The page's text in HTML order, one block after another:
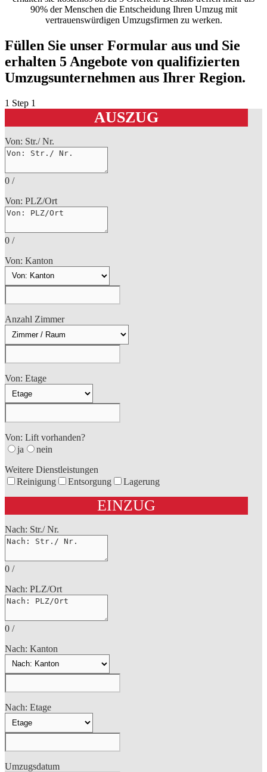
90% der Menschen die Entscheidung Ihren Umzug mit
vertrauenswürdigen Umzugsfirmen zu werken.
Füllen Sie unser Formular aus und Sie
erhalten 5 Angebote von qualifizierten
Umzugsunternehmen aus Ihrer Region.
1 Step 1
AUSZUG
Von: Str./ Nr.
0 /
Von: PLZ/Ort
0 /
Von: Kanton
Anzahl Zimmer
Von: Etage
Von: Lift vorhanden?
ja
nein
Weitere Dienstleistungen
Reinigung
Entsorgung Lagerung
EINZUG
Nach: Str./ Nr.
0 /
Nach: PLZ/Ort
0 /
Nach: Kanton
Nach: Etage
Umzugsdatum